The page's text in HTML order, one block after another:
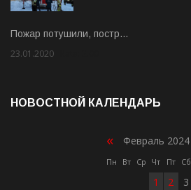
Пожар потушили, постр…
23.01.2020
НОВОСТНОЙ КАЛЕНДАРЬ
« Февраль 2024
Пн Вт Ср Чт Пт Сб
1 2 3